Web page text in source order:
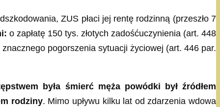
ZUS płaci jej rentę rodzinną (przeszło 7
o zapłatę 150 tys. złotych zadośćuczynienia (art. 448
pogorszenia sytuacji życiowej (art. 446 par.
była śmierć męża powódki był źródłem
rodziny. Mimo upływu kilku lat od zdarzenia wdowa